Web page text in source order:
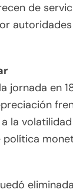
de
jornada en
la